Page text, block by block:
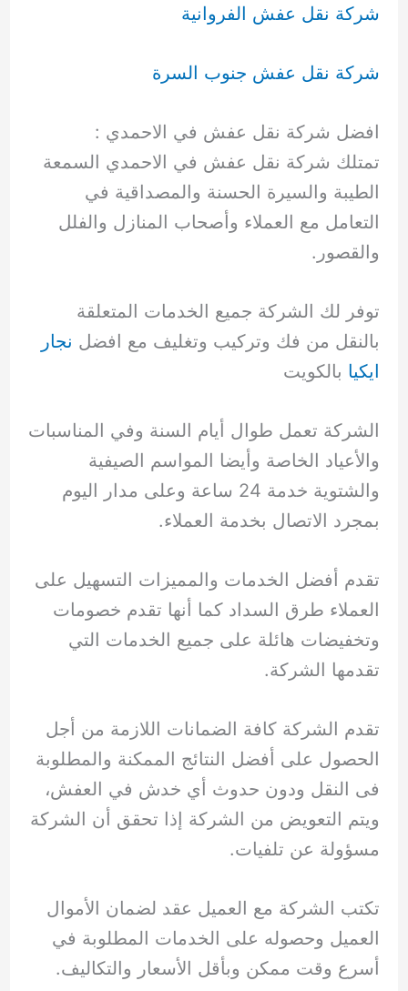
شركة نقل عفش الفروانية
شركة نقل عفش جنوب السرة
افضل شركة نقل عفش في الاحمدي :
تمتلك شركة نقل عفش في الاحمدي السمعة
الطيبة والسيرة الحسنة والمصداقية في
التعامل مع العملاء وأصحاب المنازل والفلل
والقصور.
توفر لك الشركة جميع الخدمات المتعلقة
بالنقل من فك وتركيب وتغليف مع افضل نجار
ايكيا بالكويت
الشركة تعمل طوال أيام السنة وفي المناسبات
والأعياد الخاصة وأيضا المواسم الصيفية
والشتوية خدمة 24 ساعة وعلى مدار اليوم
بمجرد الاتصال بخدمة العملاء.
تقدم أفضل الخدمات والمميزات التسهيل على
العملاء طرق السداد كما أنها تقدم خصومات
وتخفيضات هائلة على جميع الخدمات التي
تقدمها الشركة.
تقدم الشركة كافة الضمانات اللازمة من أجل
الحصول على أفضل النتائج الممكنة والمطلوبة
فى النقل ودون حدوث أي خدش في العفش،
ويتم التعويض من الشركة إذا تحقق أن الشركة
مسؤولة عن تلفيات.
تكتب الشركة مع العميل عقد لضمان الأموال
العميل وحصوله على الخدمات المطلوبة في
أسرع وقت ممكن وبأقل الأسعار والتكاليف.